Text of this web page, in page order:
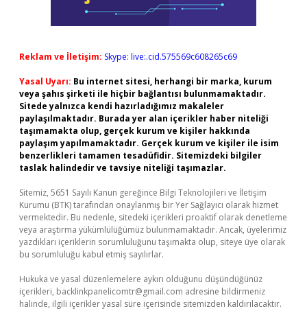
Reklam ve İletişim: Skype: live:.cid.575569c608265c69
Yasal Uyarı: Bu internet sitesi, herhangi bir marka, kurum
veya şahıs şirketi ile hiçbir bağlantısı bulunmamaktadır.
Sitede yalnızca kendi hazırladığımız makaleler
paylaşılmaktadır. Burada yer alan içerikler haber niteliği
taşımamakta olup, gerçek kurum ve kişiler hakkında
paylaşım yapılmamaktadır. Gerçek kurum ve kişiler ile isim
benzerlikleri tamamen tesadüfidir. Sitemizdeki bilgiler
taslak halindedir ve tavsiye niteliği taşımazlar.
Sitemiz, 5651 Sayılı Kanun gereğince Bilgi Teknolojileri ve İletişim
Kurumu (BTK) tarafından onaylanmış bir Yer Sağlayıcı olarak hizmet
vermektedir. Bu nedenle, sitedeki içerikleri proaktif olarak denetleme
veya araştırma yükümlülüğümüz bulunmamaktadır. Ancak, üyelerimiz
yazdıkları içeriklerin sorumluluğunu taşımakta olup, siteye üye olarak
bu sorumluluğu kabul etmiş sayılırlar.
Hukuka ve yasal düzenlemelere aykırı olduğunu düşündüğünüz
içerikleri, backlinkpanelicomtr@gmail.com adresine bildirmeniz
halinde, ilgili içerikler yasal süre içerisinde sitemizden kaldırılacaktır.